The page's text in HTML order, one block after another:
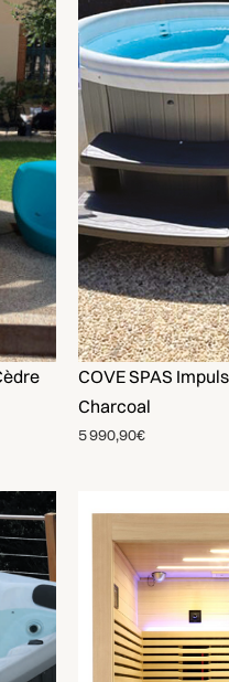
COVE SPAS
Charcoal
5 990,90€